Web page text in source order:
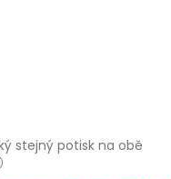
stejný potisk na obě